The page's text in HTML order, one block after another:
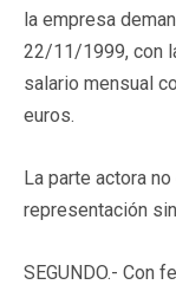
la empresa
22/11/1999, con
salario mensual
euros.
La parte actora
representación
SEGUNDO.- Con